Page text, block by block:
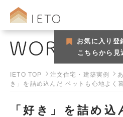
お気に入り登
こちらから見
注文住
IETO TOP 注文住宅・建築実例
き」を詰め込んだ ペットも心地よく
「好き」を詰め